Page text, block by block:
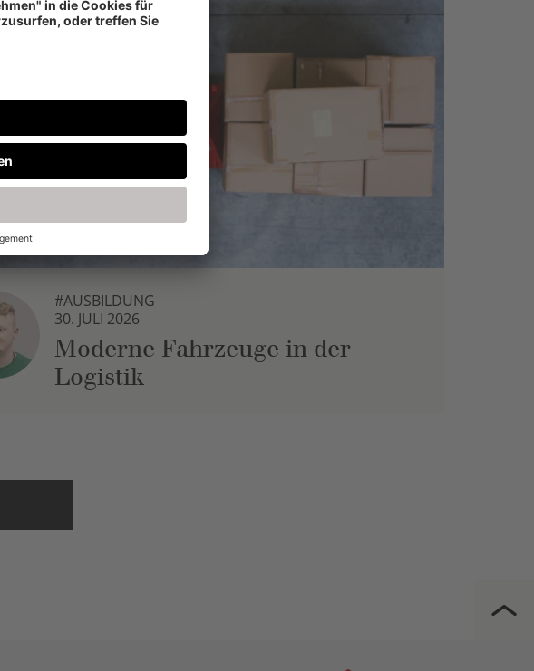
#AUSBILDUNG
30. JULI 2026
Moderne Fahrzeuge in der
Logistik